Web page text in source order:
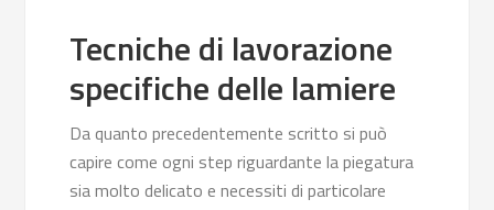
Tecniche di lavorazione
specifiche delle lamiere
Da quanto precedentemente scritto si può
capire come ogni step riguardante la piegatura
sia molto delicato e necessiti di particolare